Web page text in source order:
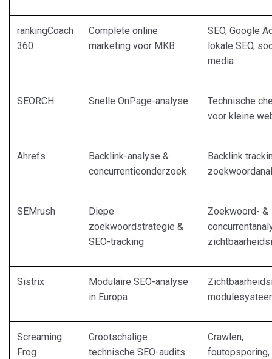
rankingCoach
360
Complete online
marketing voor MKB
SEO, Google
lokale SEO,
media
SEORCH Snelle OnPage-analyse
Technische
voor kleine
Ahrefs
Backlink-analyse &
concurrentieonderzoek
Backlink
SEMrush
Diepe
zoekwoordstrategie &
SEO-tracking
Zoekwoord- &
Sistrix
Modulaire SEO-analyse
in Europa
Screaming
Frog
Grootschalige
technische SEO-audits
Crawlen,
foutopsporing,